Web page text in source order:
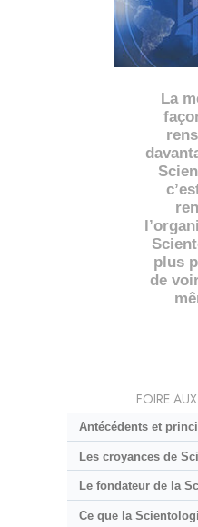
La
plus
de
FOIRE
Antécédents et
Les croyances de
Le fondateur de la
Ce que la